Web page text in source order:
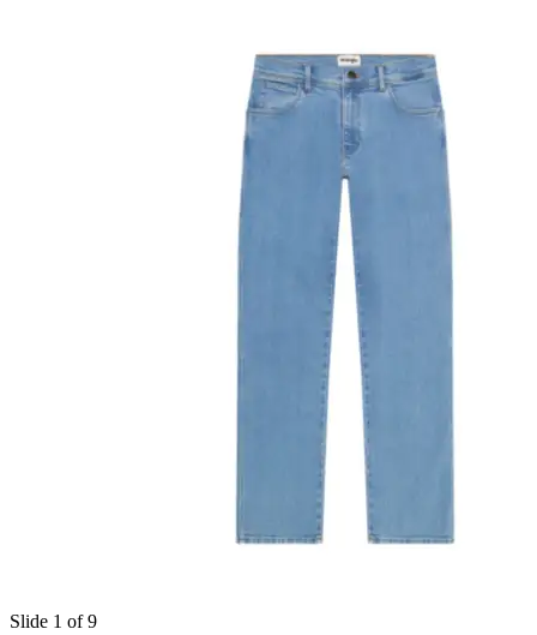
Slide 1 of 9